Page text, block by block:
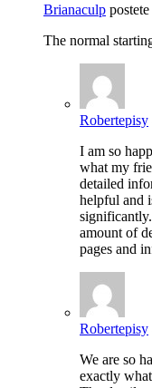
Brianaculp
The normal
Robertepisy
I am so
what my
detailed
helpful and
amount of
pages and
Robertepisy
We are so
exactly